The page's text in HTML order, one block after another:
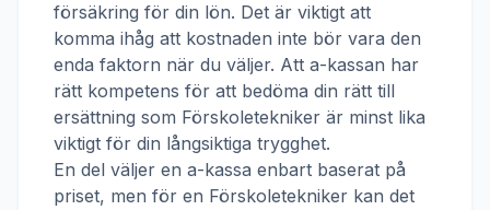
försäkring för din lön. Det är viktigt att
komma ihåg att kostnaden inte bör vara den
enda faktorn när du väljer. Att a-kassan har
rätt kompetens för att bedöma din rätt till
ersättning som Förskoletekniker är minst lika
viktigt för din långsiktiga trygghet.
En del väljer en a-kassa enbart baserat på
priset, men för en Förskoletekniker kan det